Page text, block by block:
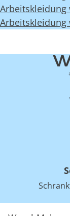
Arbeitskleidung
Arbeitskleidung